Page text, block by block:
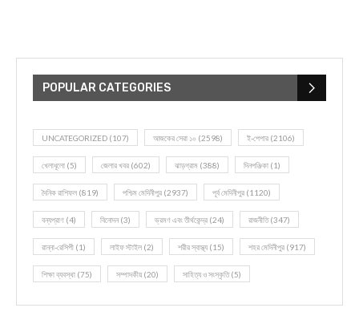
POPULAR CATEGORIES
UNCATEGORIZED (107) আজকের সেরা ১০ (2598) ই-পেপার (2106)
খেলাধূলো (5) জেলার খবর (602) ঝাড়গ্রাম (388) দিনপঞ্জিকা (1)
দৈনিক রাশিফল (819) পশ্চিম মেদিনীপুর (2937) পূর্ব মেদিনীপুর (1120)
বন্যপ্রাণ (4) বিনোদন(3) ভ্রমণ এবং তীর্থকেন্দ্র (24) রাজনীতি(347)
রান্না-রেসিপী (1) লাইফ স্টাইল (2) শরীর স্বাস্থ্য (15) শহর মেদিনীপুর (917)
শিক্ষা ব্যবস্থা (75) সম্পাদকীয় (20) সাহিত্য ও সংস্কৃতি(5)